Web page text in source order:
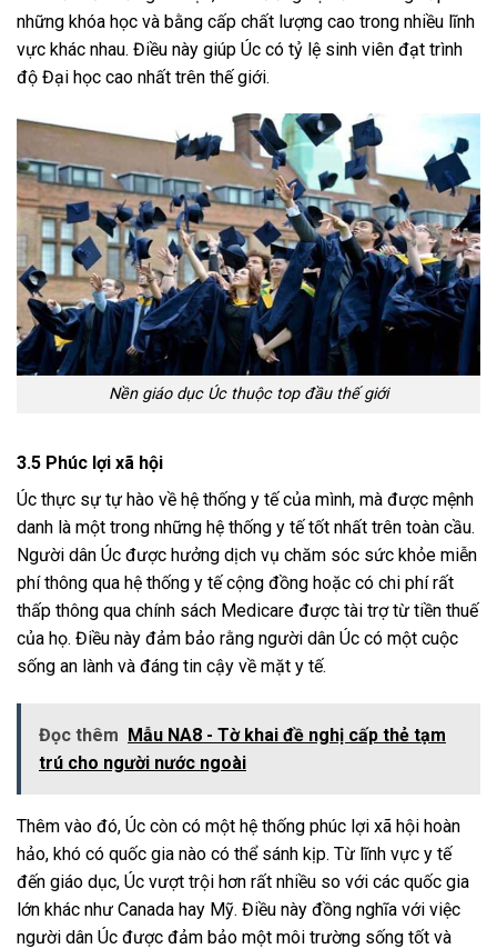
những khóa học và bằng cấp chất lượng cao trong nhiều lĩnh
vực khác nhau. Điều này giúp Úc có tỷ lệ sinh viên đạt trình
độ Đại học cao nhất trên thế giới.
Nền giáo dục Úc thuộc top đầu thế giới
3.5 Phúc lợi xã hội
Úc thực sự tự hào về hệ thống y tế của mình, mà được mệnh
danh là một trong những hệ thống y tế tốt nhất trên toàn cầu.
Người dân Úc được hưởng dịch vụ chăm sóc sức khỏe miễn
phí thông qua hệ thống y tế cộng đồng hoặc có chi phí rất
thấp thông qua chính sách Medicare được tài trợ từ tiền thuế
của họ. Điều này đảm bảo rằng người dân Úc có một cuộc
sống an lành và đáng tin cậy về mặt y tế.
Đọc thêm Mẫu NA8 - Tờ khai đề nghị cấp thẻ tạm
trú cho người nước ngoài
Thêm vào đó, Úc còn có một hệ thống phúc lợi xã hội hoàn
hảo, khó có quốc gia nào có thể sánh kịp. Từ lĩnh vực y tế
đến giáo dục, Úc vượt trội hơn rất nhiều so với các quốc gia
lớn khác như Canada hay Mỹ. Điều này đồng nghĩa với việc
người dân Úc được đảm bảo một môi trường sống tốt và